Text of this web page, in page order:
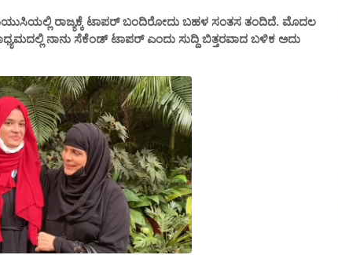
ರಾಜ್ಯಕ್ಕೆ ಟಾಪರ್ ಬಂದಿರೋದು ಬಹಳ ಸಂತಸ ತಂದಿದೆ. ಮೊದಲ
ನಾನು ಸೆಕೆಂಡ್ ಟಾಪರ್ ಎಂದು ಸುದ್ದಿ ಬಿತ್ತರವಾದ ಬಳಿಕ ಅದು